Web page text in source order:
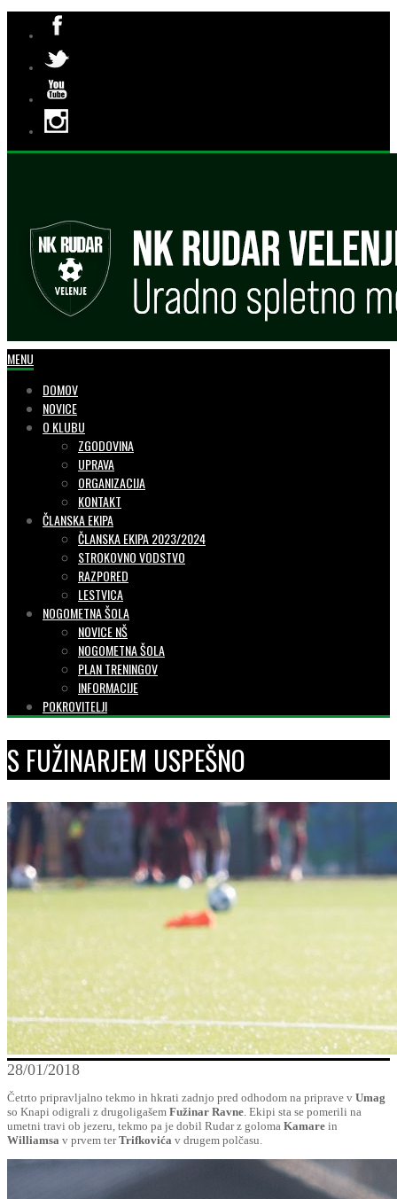
MENU
DOMOV
NOVICE
O KLUBU
ZGODOVINA
UPRAVA
ORGANIZACIJA
KONTAKT
ČLANSKA EKIPA
ČLANSKA EKIPA 2023/2024
STROKOVNO VODSTVO
RAZPORED
LESTVICA
NOGOMETNA ŠOLA
NOVICE NŠ
NOGOMETNA ŠOLA
PLAN TRENINGOV
INFORMACIJE
POKROVITELJI
S FUŽINARJEM USPEŠNO
28/01/2018
Četrto pripravljalno tekmo in hkrati zadnjo pred odhodom na priprave v Umag
so Knapi odigrali z drugoligašem Fužinar Ravne . Ekipi sta se pomerili na
umetni travi ob jezeru, tekmo pa je dobil Rudar z goloma Kamare in
Williamsa v prvem terTrifkovića v drugem polčasu.